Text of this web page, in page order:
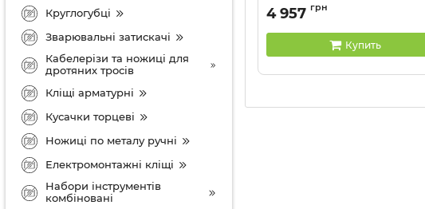
Круглогубці
Зварювальні затискачі
Кабелерізи та ножиці для
дротяних тросів
Кліщі арматурні
Кусачки торцеві
Ножиці по металу ручні
Електромонтажні кліщі
Набори інструментів
комбіновані
Артикул: 4932464851
4 957 грн
Купить